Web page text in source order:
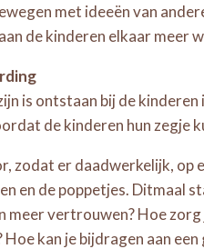
met ideeën van
de kinderen elkaar meer
is ontstaan bij de
de kinderen hun zegje
zodat er daadwerkelijk,
en de poppetjes. Ditmaal
meer vertrouwen? Hoe
kan je bijdragen aan